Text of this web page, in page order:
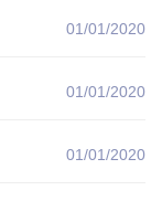
01/01/2020
01/01/2020
01/01/2020